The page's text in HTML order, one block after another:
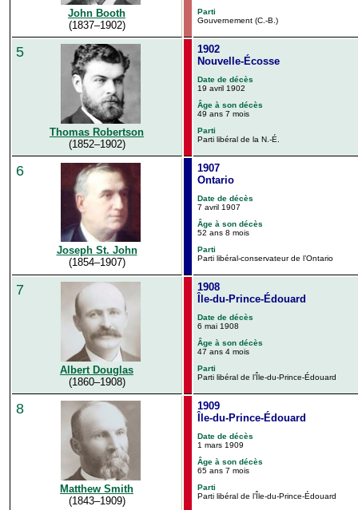
John Booth
(1837–1902)
Parti
Gouvernement (C.-B.)
5
Thomas Robertson
(1852–1902)
1902
Nouvelle-Écosse
Date de décès
19 avril 1902
Âge à son décès
49 ans 7 mois
Parti
Parti libéral de la N.-É.
6
Joseph St. John
(1854–1907)
1907
Ontario
Date de décès
7 avril 1907
Âge à son décès
52 ans 8 mois
Parti
Parti libéral-conservateur de l’Ontario
7
Albert Douglas
(1860–1908)
1908
Île-du-Prince-Édouard
Date de décès
6 mai 1908
Âge à son décès
47 ans 4 mois
Parti
Parti libéral de l’Île-du-Prince-Édouard
8
Matthew Smith
(1843–1909)
1909
Île-du-Prince-Édouard
Date de décès
1 mars 1909
Âge à son décès
65 ans 7 mois
Parti
Parti libéral de l’Île-du-Prince-Édouard